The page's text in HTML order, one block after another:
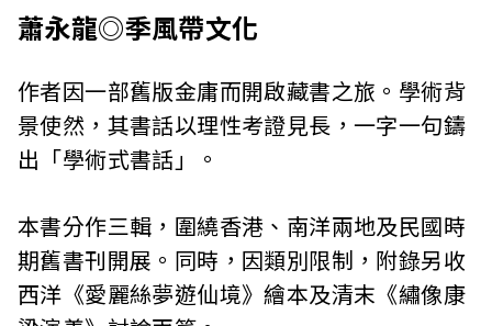
蕭永龍◎季風帶文化
作者因一部舊版金庸而開啟藏書之旅。學術背
景使然，其書話以理性考證見長，一字一句鑄
出「學術式書話」。
本書分作三輯，圍繞香港、南洋兩地及民國時
期舊書刊開展。同時，因類別限制，附錄另收
西洋《愛麗絲夢遊仙境》繪本及清末《繡像康